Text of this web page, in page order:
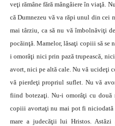
veţi rămâne fără mângâiere în viaţă.
că Dumnezeu vă va răpi unul din cei
mai târziu, ca să nu vă îmbolnăviţi
pocăinţă. Mamelor, lăsaţi copiii să se
i omorâţi nici prin pază trupească,
avort, nici pe altă cale. Nu vă ucideţi
vă pierdeţi propriul suflet. Nu vă
fiind botezaţi. Nu-i omorâţi cu două
copiii avortaţi nu mai pot fi niciodată
mare a judecăţii lui Hristos. Astăzi